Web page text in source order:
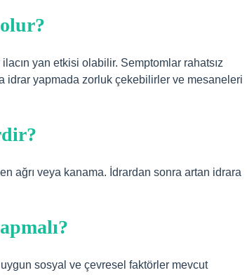
yan etkisi olabilir. Semptomlar rahatsız
idrar yapmada zorluk çekebilirler ve mesaneleri
ağrı veya kanama. İdrardan sonra artan idrara
sosyal ve çevresel faktörler mevcut